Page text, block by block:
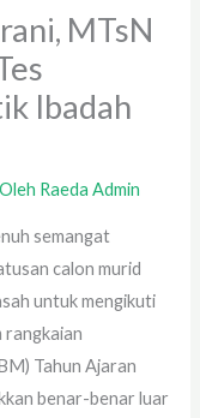
MTsN
Ibadah
Raeda Admin
semangat
calon murid
untuk mengikuti
rangkaian
Tahun Ajaran
benar-benar luar